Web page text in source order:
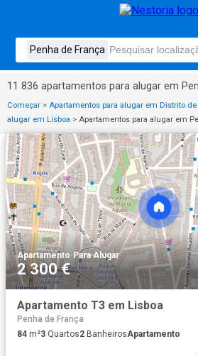
11 836 apartamentos para alugar em
Começar > Apartamentos para alugar em Distrito de
alugar em Lisboa > Apartamentos para alugar em
Apartamento· Para Alugar
2 300 €
Apartamento T3 em Lisboa
Penha de França
84 m²3 Quartos2 BanheirosApartamento